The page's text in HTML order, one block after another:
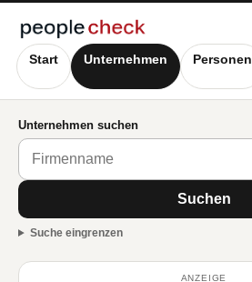
Start Unternehmen Personen
Unternehmen suchen
Suchen
Suche eingrenzen
ANZEIGE